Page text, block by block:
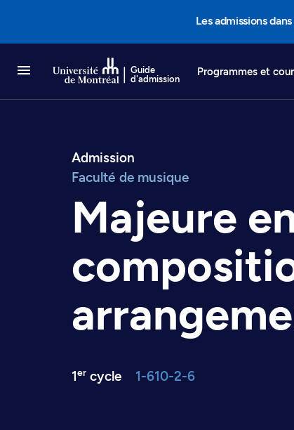
Les admissions
Guide
d'admission
Programmes et
Admission
Faculté de musique
Majeure
1er cycle 1-610-2-6